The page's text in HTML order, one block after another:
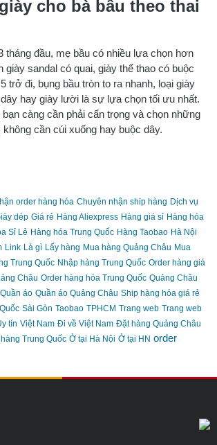
cho bà bầu theo thai
tháng đầu, mẹ bầu có nhiều lựa chọn hơn
giày sandal có quai, giày thể thao có buộc
trở đi, bụng bầu tròn to ra nhanh, loại giày
hay giày lười là sự lựa chọn tối ưu nhất.
càng cần phải cẩn trọng và chọn những
không cần cúi xuống hay buộc dây.
order hàng hóa Chuyên nhận ship hàng Dịch vụ
dép Giá rẻ Hàng Aliexpress Hàng giá sỉ Hàng hóa
Sỉ Lẻ Hàng hóa Trung Quốc Hàng Taobao Hà Nội
Link Là gì Lấy hàng Mua hàng Quảng Châu Mua
Trung Quốc Nhập hàng Trung Quốc Order hàng giá
Châu Order hàng hóa Trung Quốc Quảng Châu
Quần áo Quần áo Quảng Châu Ship hàng hóa giá rẻ
Sài Gòn Taobao TPHCM Trang web Trang web
tín Việt Nam Đi về Việt Nam Đặt hàng Quảng Châu
Trung Quốc Ở tại Hà Nội Ở tại HN order